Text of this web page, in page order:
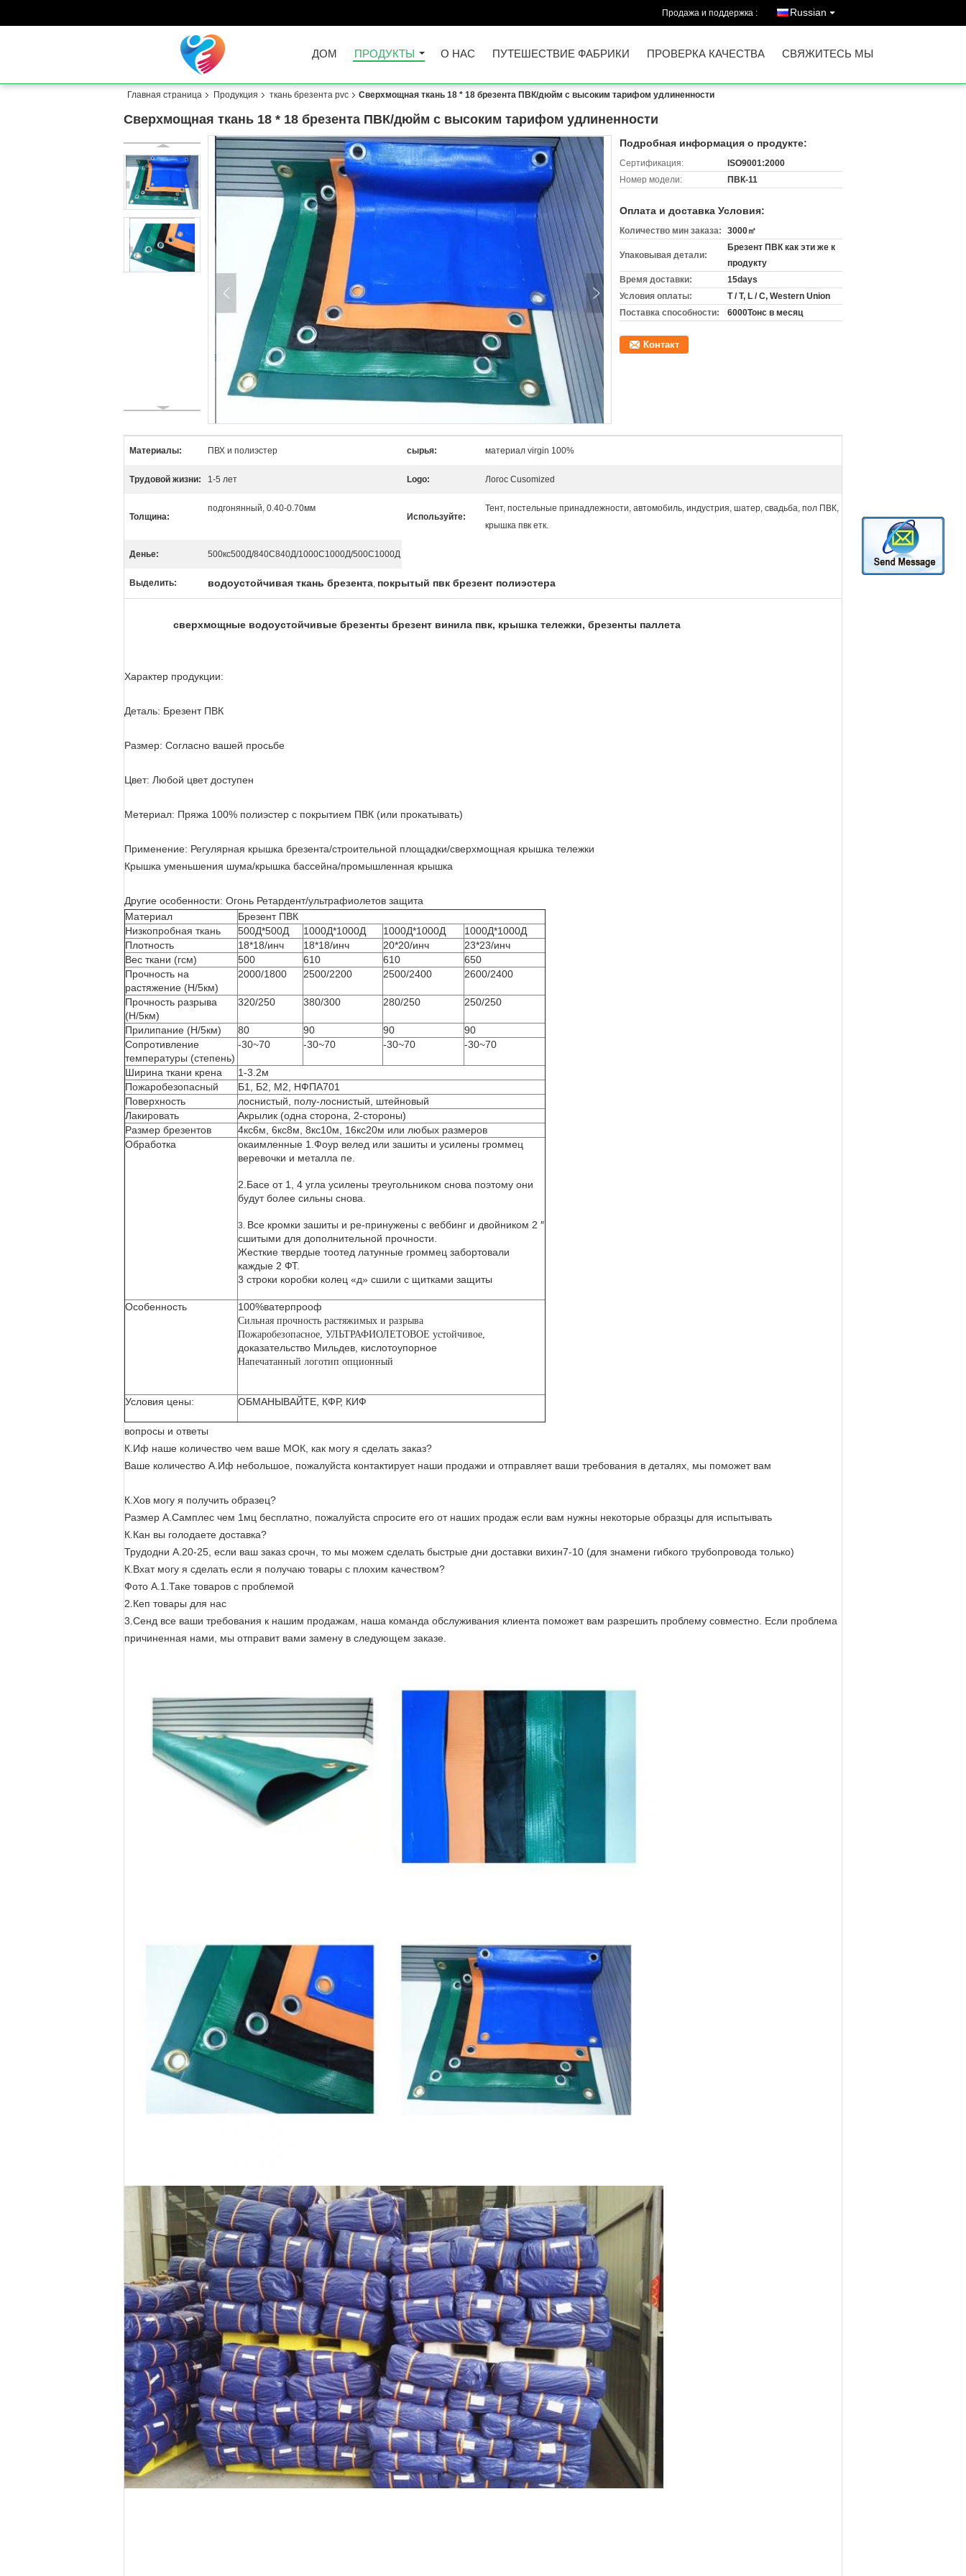
Продажа и поддержка : Russian
ДОМ ПРОДУКТЫ О НАС ПУТЕШЕСТВИЕ ФАБРИКИ ПРОВЕРКА КАЧЕСТВА СВЯЖИТЕСЬ МЫ
Главная страница Продукция ткань брезента pvc Сверхмощная ткань 18 * 18 брезента ПВК/дюйм с высоким тарифом удлиненности
Сверхмощная ткань 18 * 18 брезента ПВК/дюйм с высоким тарифом удлиненности
Подробная информация о продукте:
Сертификация:
ISO9001:2000
Номер модели:
ПВК-11
Оплата и доставка Условия:
Количество мин заказа: 3000㎡
Упаковывая детали:
Брезент ПВК как эти же к
продукту
Время доставки:
15days
Условия оплаты:
T / T, L / C, Western Union
Поставка способности:
6000Тонс в месяц
Контакт
Материалы: ПВХ и полиэстер сырья: материал virgin 100%
Трудовой жизни: 1-5 лет Logo: Логос Cusomized
Толщина:
подгонянный, 0.40-0.70мм
Используйте:
Тент, постельные принадлежности, автомобиль, индустрия, шатер, свадьба, пол ПВК,
крышка пвк етк.
Денье: 500кс500Д/840С840Д/1000С1000Д/500С1000Д
Выделить: водоустойчивая ткань брезента, покрытый пвк брезент полиэстера
сверхмощные водоустойчивые брезенты брезент винила пвк, крышка тележки, брезенты паллета
Характер продукции:
Деталь: Брезент ПВК
Размер: Согласно вашей просьбе
Цвет: Любой цвет доступен
Метериал: Пряжа 100% полиэстер с покрытием ПВК (или прокатывать)
Применение: Регулярная крышка брезента/строительной площадки/сверхмощная крышка тележки
Крышка уменьшения шума/крышка бассейна/промышленная крышка
Другие особенности: Огонь Ретардент/ультрафиолетов защита
Материал
Брезент ПВК
Низкопробная ткань
500Д*500Д 1000Д*1000Д 1000Д*1000Д
1000Д*1000Д
Плотность
18*18/инч 18*18/инч 20*20/инч
23*23/инч
Вес ткани (гсм)
500 610 610
650
Прочность на
растяжение (Н/5км)
2000/1800 2500/2200 2500/2400 2600/2400
Прочность разрыва
(Н/5км)
320/250 380/300 280/250 250/250
Прилипание (Н/5км) 80 90 90
90
Сопротивление
температуры (степень)
-30~70 -30~70 -30~70 -30~70
Ширина ткани крена
1-3.2м
Пожаробезопасный
Б1, Б2, М2, НФПА701
Поверхность
лоснистый, полу-лоснистый, штейновый
Лакировать
Акрылик (одна сторона, 2-стороны)
Размер брезентов
4кс6м, 6кс8м, 8кс10м, 16кс20м или любых размеров
Обработка
окаимленные 1.Фоур велед или зашиты и усилены громмец
веревочки и металла пе.
2.Басе от 1, 4 угла усилены треугольником снова поэтому они
будут более сильны снова.
3. Все кромки зашиты и ре-принужены с веббинг и двойником 2 ″
сшитыми для дополнительной прочности.
Жесткие твердые тоотед латунные громмец забортовали
каждые 2 ФТ.
3 строки коробки колец «д» сшили с щитками защиты
Особенность 100%ватерпрооф
Сильная прочность растяжимых и разрыва
Пожаробезопасное, УЛЬТРАФИОЛЕТОВОЕ устойчивое,
доказательство Мильдев, кислотоупорное
Напечатанный логотип опционный
Условия цены: ОБМАНЫВАЙТЕ, КФР, КИФ
вопросы и ответы
К.Иф наше количество чем ваше МОК, как могу я сделать заказ?
Ваше количество А.Иф небольшое, пожалуйста контактирует наши продажи и отправляет ваши требования в деталях, мы поможет вам
К.Хов могу я получить образец?
Размер А.Самплес чем 1мц бесплатно, пожалуйста спросите его от наших продаж если вам нужны некоторые образцы для испытывать
К.Кан вы голодаете доставка?
Трудодни А.20-25, если ваш заказ срочн, то мы можем сделать быстрые дни доставки вихин7-10 (для знамени гибкого трубопровода только)
К.Вхат могу я сделать если я получаю товары с плохим качеством?
Фото А.1.Таке товаров с проблемой
2.Кеп товары для нас
3.Сенд все ваши требования к нашим продажам, наша команда обслуживания клиента поможет вам разрешить проблему совместно. Если проблема
причиненная нами, мы отправит вами замену в следующем заказе.